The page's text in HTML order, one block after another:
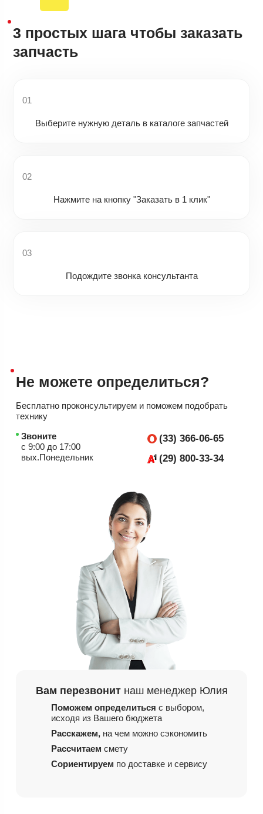
3 простых шага чтобы заказать
запчасть
01
Выберите нужную деталь в каталоге запчастей
02
Нажмите на кнопку "Заказать в 1 клик"
03
Подождите звонка консультанта
Не можете определиться?
Бесплатно проконсультируем и поможем подобрать
технику
Звоните
с 9:00 до 17:00
вых.Понедельник
(33) 366-06-65
(29) 800-33-34
Вам перезвонит наш менеджер Юлия
Поможем определитьсяс выбором,
исходя из Вашего бюджета
Расскажем, на чем можно сэкономить
Рассчитаемсмету
Сориентируем по доставке и сервису